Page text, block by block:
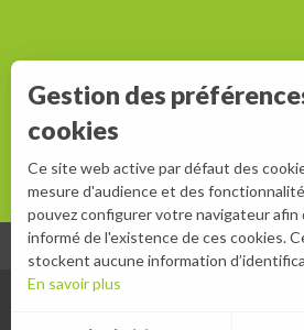
Gestion des
cookies
Ce site web active par défaut des
mesure d'audience et des
pouvez configurer votre navigateur
informé de l'existence de ces cookies.
stockent aucune information
En savoir plus